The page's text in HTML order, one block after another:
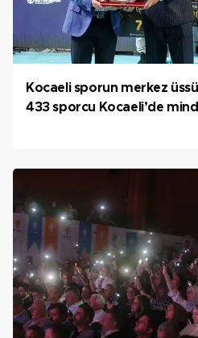
Kocaeli sporun merkez
433 sporcu Kocaeli’de